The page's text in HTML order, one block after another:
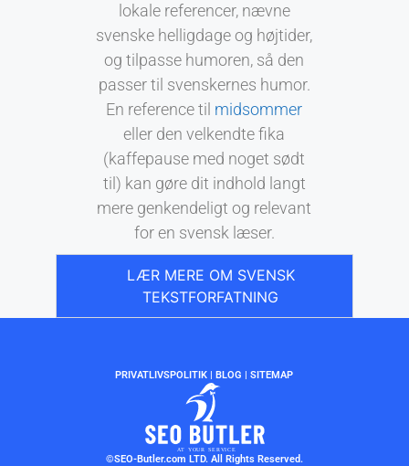
lokale referencer, nævne
svenske helligdage og højtider,
og tilpasse humoren, så den
passer til svenskernes humor.
En reference til midsommer
eller den velkendte fika
(kaffepause med noget sødt
til) kan gøre dit indhold langt
mere genkendeligt og relevant
for en svensk læser.
LÆR MERE OM SVENSK
TEKSTFORFATNING
PRIVATLIVSPOLITIK BLOG |SITEMAP
©SEO-Butler.com LTD. All Rights Reserved.